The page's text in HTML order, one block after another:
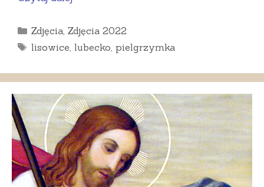
Kategorie
Zdjęcia, Zdjęcia 2022
Tagi
lisowice, lubecko, pielgrzymka